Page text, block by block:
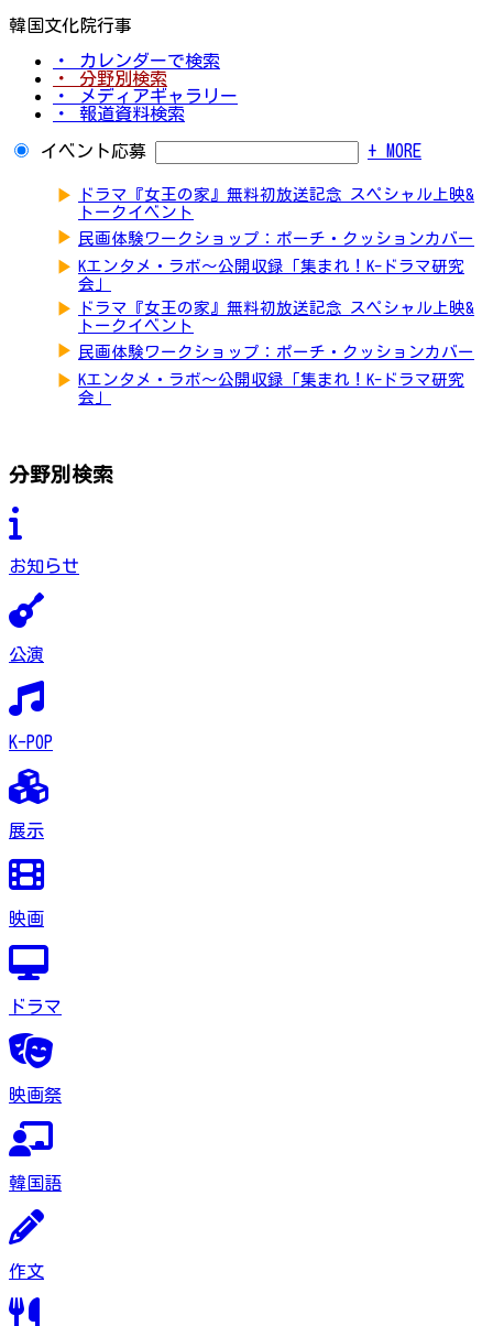
韓国文化院行事
・ カレンダーで検索
・ 分野別検索
・ メディアギャラリー
・ 報道資料検索
イベント応募 + MORE
▶
ドラマ『女王の家』無料初放送記念 スペシャル上映&
トークイベント
▶ 民画体験ワークショップ：ポーチ・クッションカバー
▶ Kエンタメ・ラボ～公開収録「集まれ！K-ドラマ研究
会」
▶
ドラマ『女王の家』無料初放送記念 スペシャル上映&
トークイベント
▶ 民画体験ワークショップ：ポーチ・クッションカバー
▶ Kエンタメ・ラボ～公開収録「集まれ！K-ドラマ研究
会」
分野別検索
お知らせ
公演
K-POP
展示
映画
ドラマ
映画祭
韓国語
作文